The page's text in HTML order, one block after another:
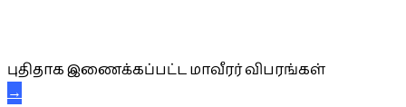
புதிதாக இணைக்கப்பட்ட மாவீரர் விபரங்கள்
→